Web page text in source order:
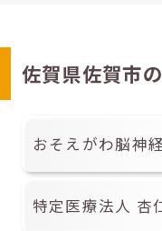
佐賀県佐賀市
おそえがわ脳神
特定医療法人 杏